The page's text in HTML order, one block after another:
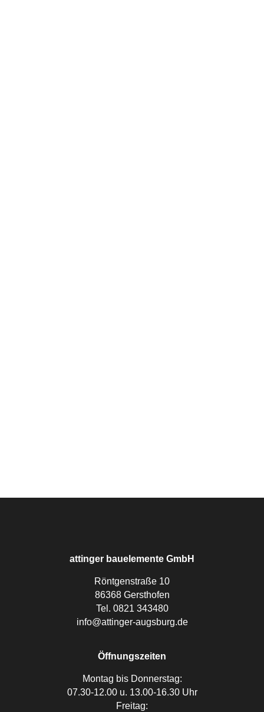
attinger bauelemente GmbH
Röntgenstraße 10
86368 Gersthofen
Tel. 0821 343480
info@attinger-augsburg.de
Öffnungszeiten
Montag bis Donnerstag:
07.30-12.00 u. 13.00-16.30 Uhr
Freitag: